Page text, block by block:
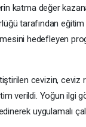
katma değer
tarafından eğitim
hedefleyen
cevizin, ceviz
verildi. Yoğun ilgi
uygulamalı